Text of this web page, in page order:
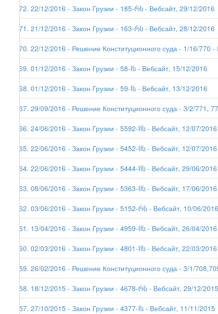
172. 22/12/2016 - Закон Грузии - 185-რს - Вебсайт, 29/12/2016
171. 21/12/2016 - Закон Грузии - 163-რს - Вебсайт, 28/12/2016
170. 22/12/2016 - Решение Конституционного суда - 1/16/770
169. 01/12/2016 - Закон Грузии - 58-Iს - Вебсайт, 15/12/2016
168. 01/12/2016 - Закон Грузии - 59-Iს - Вебсайт, 13/12/2016
167. 29/09/2016 - Решение Конституционного суда - 3/2/771,
166. 24/06/2016 - Закон Грузии - 5592-IIს - Вебсайт, 12/07/2016
165. 22/06/2016 - Закон Грузии - 5452-IIს - Вебсайт, 12/07/2016
164. 22/06/2016 - Закон Грузии - 5444-IIს - Вебсайт, 29/06/2016
163. 08/06/2016 - Закон Грузии - 5363-IIს - Вебсайт, 17/06/2016
162. 03/06/2016 - Закон Грузии - 5152-რს - Вебсайт, 10/06/2016
161. 13/04/2016 - Закон Грузии - 4959-IIს - Вебсайт, 26/04/2016
160. 02/03/2016 - Закон Грузии - 4801-IIს - Вебсайт, 22/03/2016
159. 26/02/2016 - Решение Конституционного суда - 3/1/
158. 18/12/2015 - Закон Грузии - 4678-რს - Вебсайт, 29/12/2015
157. 27/10/2015 - Закон Грузии - 4377-Iს - Вебсайт, 11/11/2015